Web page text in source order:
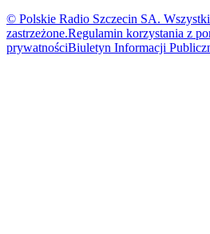
© Polskie Radio Szczecin SA.
zastrzeżone.Regulamin korzystania z
prywatnościBiuletyn Informacji